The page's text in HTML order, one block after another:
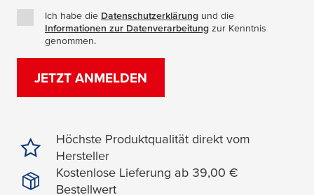
Ich habe die Datenschutzerklärung (Öffnet in einem neuen
und die
Informationen zur Datenverarbeitung (Öffnet in einem
zur Kenntnis
genommen.
JETZT ANMELDEN
Höchste Produktqualität direkt vom
Hersteller
Kostenlose Lieferung ab 39,00 €
Bestellwert